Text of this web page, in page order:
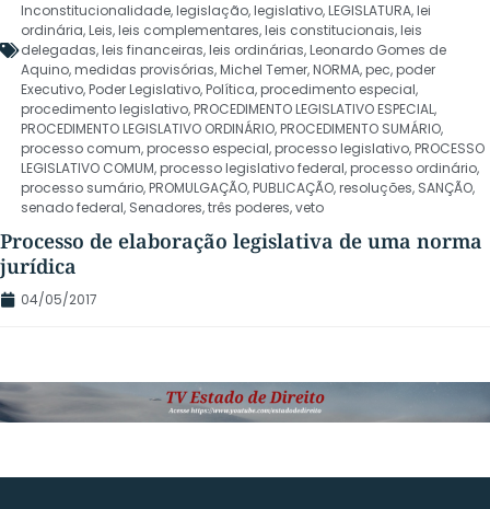
Inconstitucionalidade,legislação,legislativo,LEGISLATURA,lei
ordinária,Leis,leis complementares,leis constitucionais,leis
delegadas,leis financeiras,leis ordinárias,Leonardo Gomes de
Aquino,medidas provisórias,Michel Temer,NORMA,pec,poder
Executivo,Poder Legislativo,Política,procedimento especial,
procedimento legislativo,PROCEDIMENTO LEGISLATIVO ESPECIAL,
PROCEDIMENTO LEGISLATIVO ORDINÁRIO,PROCEDIMENTO SUMÁRIO,
processo comum,processo especial,processo legislativo,PROCESSO
LEGISLATIVO COMUM,processo legislativo federal,processo ordinário,
processo sumário,PROMULGAÇÃO,PUBLICAÇÃO,resoluções, SANÇÃO,
senado federal, Senadores,três poderes,veto
Processo de elaboração legislativa de uma norma
jurídica
04/05/2017